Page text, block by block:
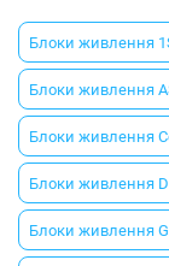
Блоки живлення
Блоки живлення
Блоки живлення
Блоки живлення
Блоки живлення